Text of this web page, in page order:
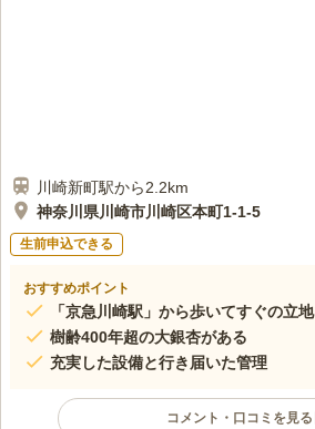
川崎新町駅から2.2km
神奈川県川崎市川崎区本町1-1-5
生前申込できる
おすすめポイント
「京急川崎駅」から歩いてすぐの立地
樹齢400年超の大銀杏がある
充実した設備と行き届いた管理
コメント・口コミを見る